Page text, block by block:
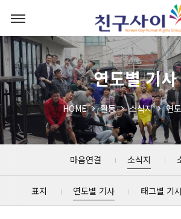
연도별 기사
HOME 활동 소식지 연
마음연결 소식지
표지 연도별 기사 태그별 기